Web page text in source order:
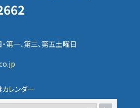
第一、第三、第五土曜日
レンダー